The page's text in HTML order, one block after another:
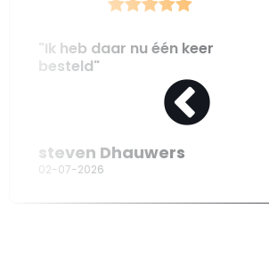
"Ik heb daar nu één keer
besteld"
steven Dhauwers
02-07-2026